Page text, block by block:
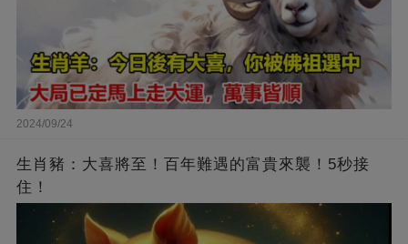
2024/09/24
生肖豬：大喜將至！百年難遇的富貴來襲！5秒接
住！